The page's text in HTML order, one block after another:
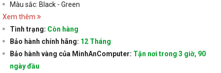
Màu sắc: Black - Green
Xem thêm
Tình trạng: Còn hàng
Bảo hành chính hãng: 12 Tháng
Bảo hành vàng của MinhAnComputer: Tận nơi trong 3 giờ, 90
ngày đầu